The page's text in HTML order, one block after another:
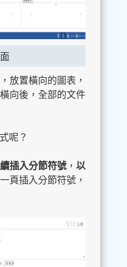
放置橫向的圖表，
向後，全部的文件
呢？
插入分節符號 ，以
頁插入分節符號，